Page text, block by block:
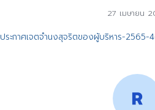
27 เมษายน
ประกาศเจตจำนงสุจริตของผู้บริหาร-2565-